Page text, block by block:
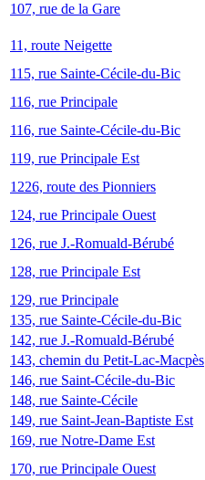
107, rue de la Gare
11, route Neigette
115, rue Sainte-Cécile-du-Bic
116, rue Principale
116, rue Sainte-Cécile-du-Bic
119, rue Principale Est
1226, route des Pionniers
124, rue Principale Ouest
126, rue J.-Romuald-Bérubé
128, rue Principale Est
129, rue Principale
135, rue Sainte-Cécile-du-Bic
142, rue J.-Romuald-Bérubé
143, chemin du Petit-Lac-Macpès
146, rue Saint-Cécile-du-Bic
148, rue Sainte-Cécile
149, rue Saint-Jean-Baptiste Est
169, rue Notre-Dame Est
170, rue Principale Ouest